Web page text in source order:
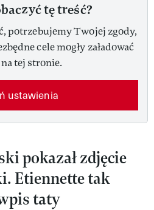
tę treść?
potrzebujemy Twojej zgody,
cele mogły załadować
tej stronie.
ustawienia
pokazał zdjęcie
Etiennette tak
taty